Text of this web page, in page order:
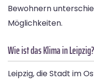
Bewohnern
Möglichkeiten.
Wie ist das Klima in Leipzig?
Leipzig, die Stadt im